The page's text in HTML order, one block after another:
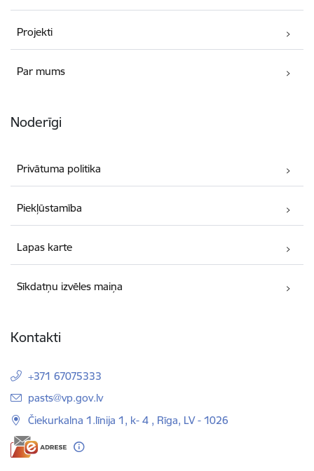
Projekti
Par mums
Noderīgi
Privātuma politika
Piekļūstamība
Lapas karte
Sīkdatņu izvēles maiņa
Kontakti
+371 67075333
E-pasts:
pasts@vp.gov.lv
Čiekurkalna 1.līnija 1, k- 4 , Rīga, LV - 1026